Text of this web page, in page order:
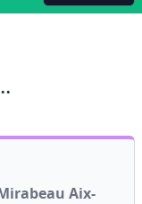
Aix-